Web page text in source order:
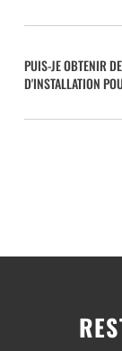
PUIS-JE OBTENIR
D'INSTALLATION